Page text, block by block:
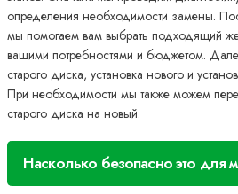
определения необходимости замены.
мы помогаем вам выбрать подходящий
вашими потребностями и бюджетом.
старого диска, установка нового и
При необходимости мы также можем
старого диска на новый.
Насколько безопасно это для